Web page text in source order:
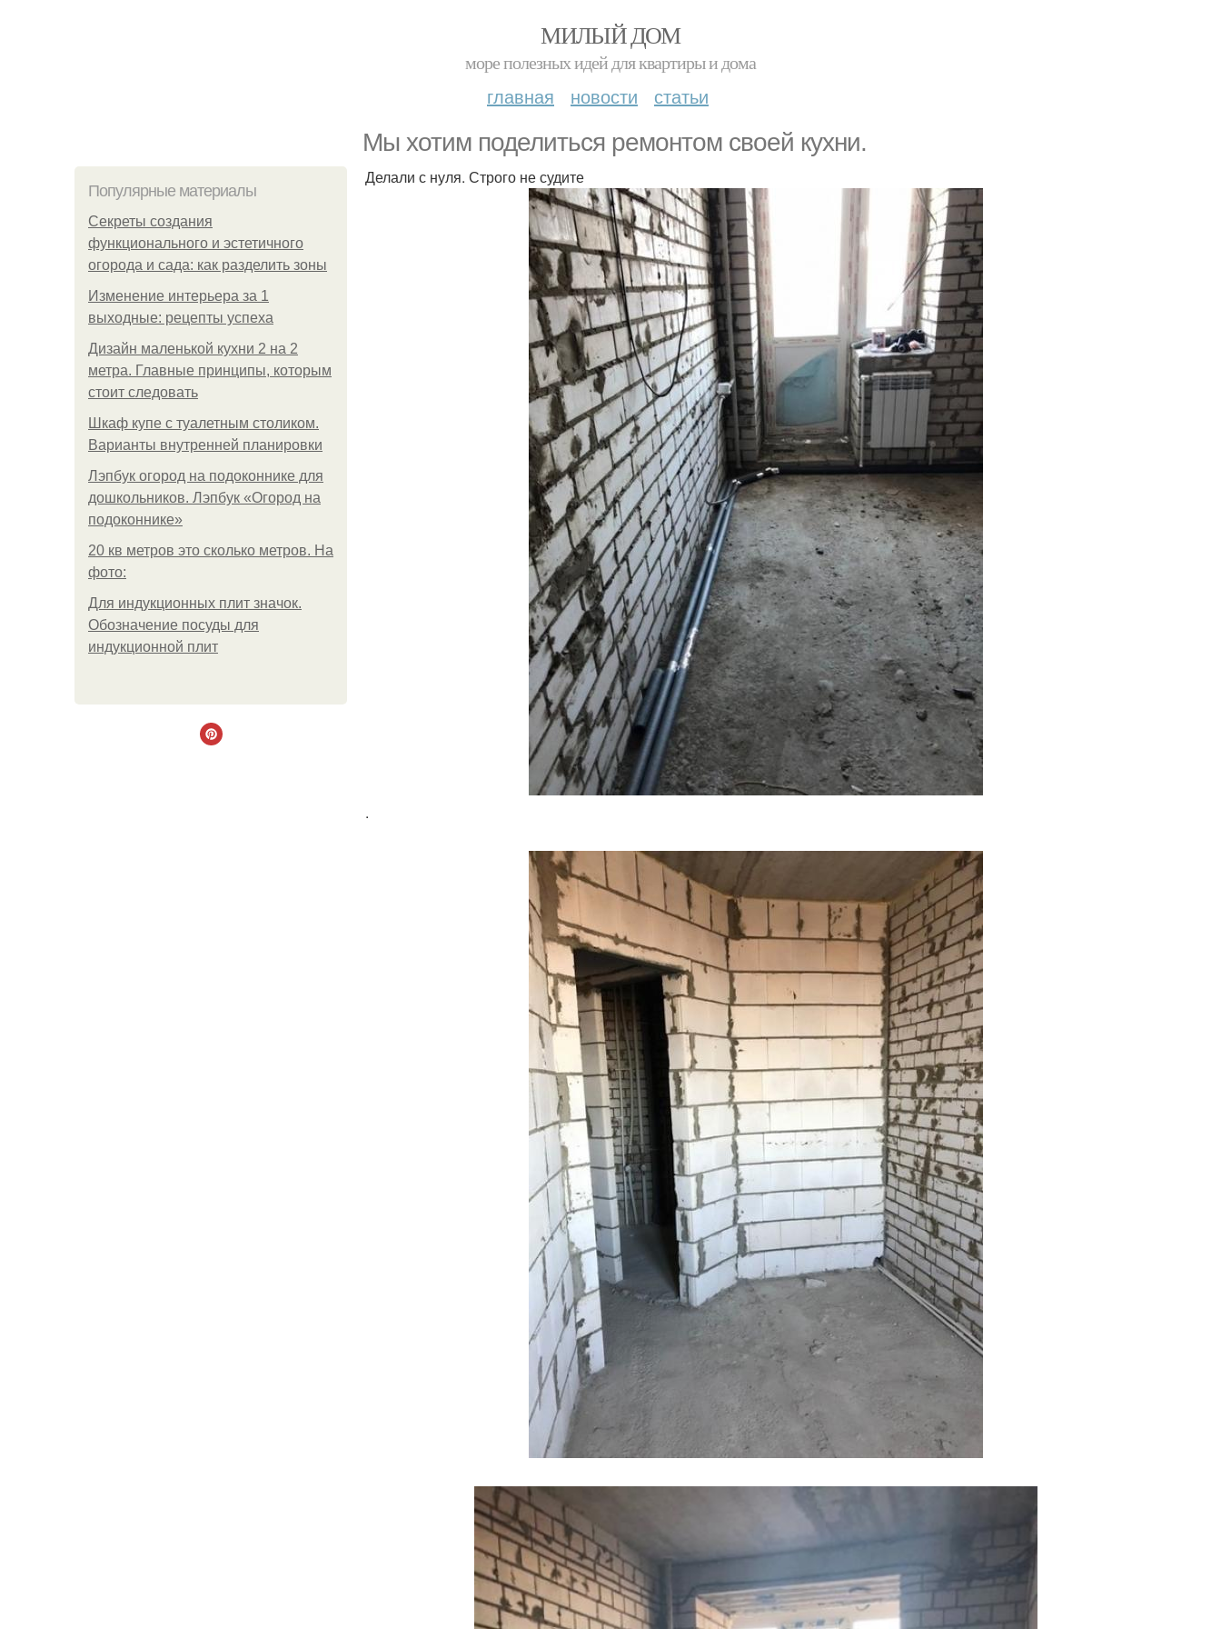
МИЛЫЙ ДОМ
море полезных идей для квартиры и дома
главная новости статьи
Мы хотим поделиться ремонтом своей кухни.
Популярные материалы
Секреты создания
функционального и эстетичного
огорода и сада: как разделить зоны
Изменение интерьера за 1
выходные: рецепты успеха
Дизайн маленькой кухни 2 на 2
метра. Главные принципы, которым
стоит следовать
Шкаф купе с туалетным столиком.
Варианты внутренней планировки
Лэпбук огород на подоконнике для
дошкольников. Лэпбук «Огород на
подоконнике»
20 кв метров это сколько метров. На
фото:
Для индукционных плит значок.
Обозначение посуды для
индукционной плит
Делали с нуля. Строго не судите
.